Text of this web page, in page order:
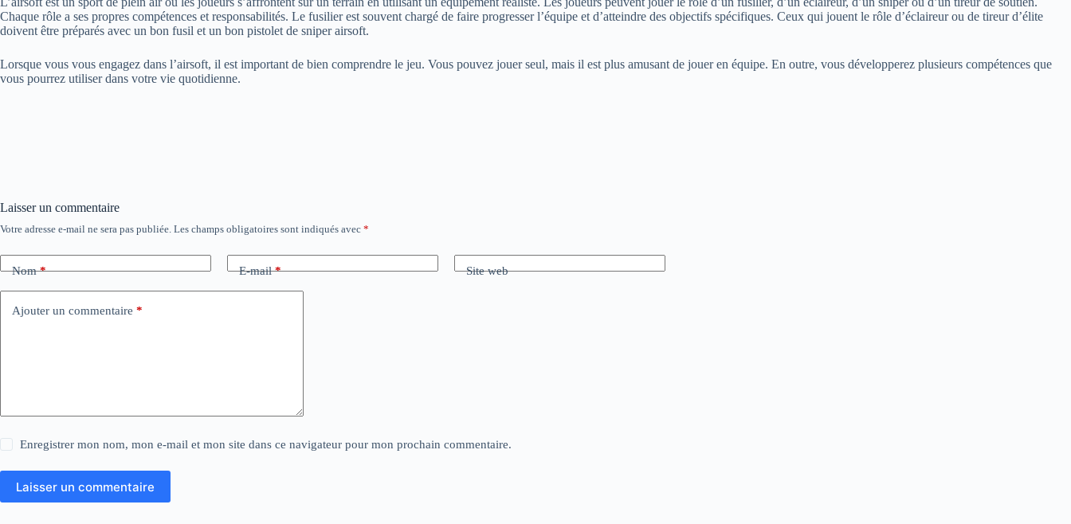
Chaque rôle a ses propres compétences et responsabilités. Le fusilier est souvent chargé de faire progresser l’équipe et d’atteindre des objectifs spécifiques. Ceux qui jouent le rôle d’éclaireur ou de tireur d’élite
doivent être préparés avec un bon fusil et un bon pistolet de sniper airsoft.
Lorsque vous vous engagez dans l’airsoft, il est important de bien comprendre le jeu. Vous pouvez jouer seul, mais il est plus amusant de jouer en équipe. En outre, vous développerez plusieurs compétences que
vous pourrez utiliser dans votre vie quotidienne.
Laisser un commentaire
Votre adresse e-mail ne sera pas publiée. Les champs obligatoires sont indiqués avec *
Nom* E-mail* Site web
Ajouter un commentaire *
Enregistrer mon nom, mon e-mail et mon site dans ce navigateur pour mon prochain commentaire.
Laisser un commentaire